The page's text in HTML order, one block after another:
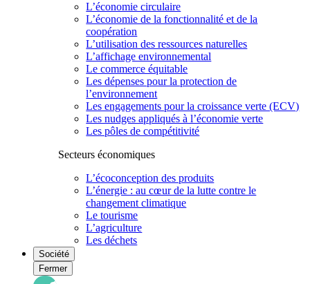
L’économie circulaire
L’économie de la fonctionnalité et de la
coopération
L’utilisation des ressources naturelles
L’affichage environnemental
Le commerce équitable
Les dépenses pour la protection de
l’environnement
Les engagements pour la croissance verte (ECV)
Les nudges appliqués à l’économie verte
Les pôles de compétitivité
Secteurs économiques
L’écoconception des produits
L’énergie : au cœur de la lutte contre le
changement climatique
Le tourisme
L’agriculture
Les déchets
Société
Fermer